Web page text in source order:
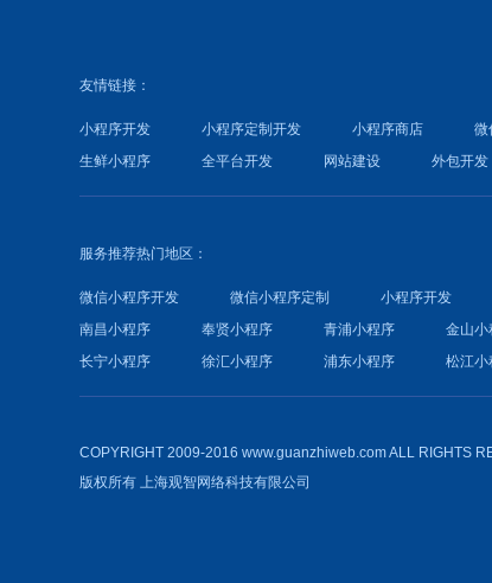
友情链接：
小程序开发 小程序定制开发 小程序商店 微
生鲜小程序
全平台开发 网站建设 外包开发
服务推荐热门地区：
微信小程序开发 微信小程序定制 小程序开发
南昌小程序
奉贤小程序 青浦小程序 金山小
长宁小程序
徐汇小程序 浦东小程序 松江小
COPYRIGHT 2009-2016 www.guanzhiweb.com ALL RIGHTS
版权所有上海观智网络科技有限公司